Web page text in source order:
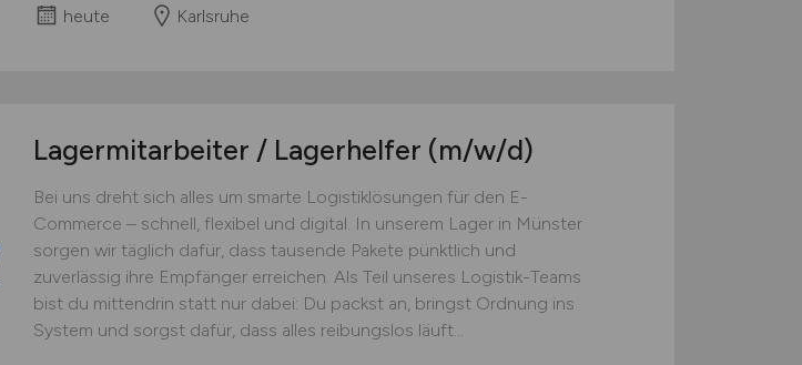
heute Karlsruhe
Lagermitarbeiter / Lagerhelfer (m/w/d)
Bei uns dreht sich alles um smarte Logistiklösungen für den E-
Commerce – schnell, flexibel und digital. In unserem Lager in Münster
sorgen wir täglich dafür, dass tausende Pakete pünktlich und
zuverlässig ihre Empfänger erreichen. Als Teil unseres Logistik-Teams
bist du mittendrin statt nur dabei: Du packst an, bringst Ordnung ins
System und sorgst dafür, dass alles reibungslos läuft...